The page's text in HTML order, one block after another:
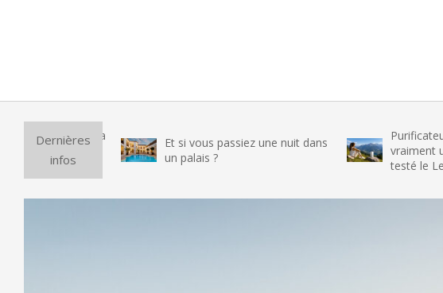
Dernières
infos
Et si vous passiez une nuit dans
un palais ?
Purificateur d’air :
vraiment utile ?
testé le Levoit Core